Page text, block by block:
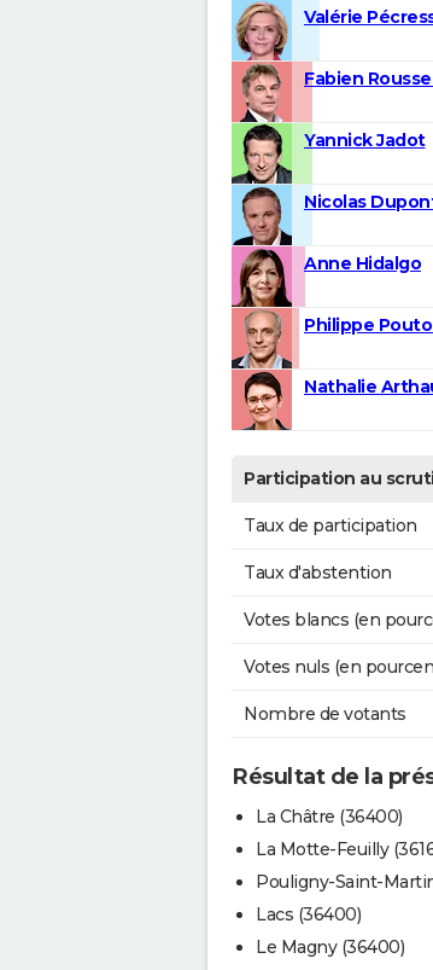
Valérie
Fabien
Yannick Jadot
Nicolas
Anne Hidalgo
Philippe
Nathalie
Participation au
Taux de participation
Taux d'abstention
Votes blancs (en
Votes nuls (en
Nombre de votants
Résultat de la
La Châtre (36400)
La Motte-Feuilly
Pouligny-Saint-
Lacs (36400)
Le Magny (36400)